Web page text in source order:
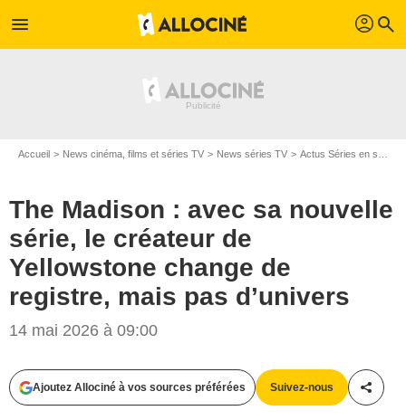
menu profil search
Accueil News cinéma, films et séries TV News séries TV Actus Séries en streaming
The Madison : avec sa nouvelle
série, le créateur de
Yellowstone change de
registre, mais pas d’univers
14 mai 2026 à 09:00
Ajoutez Allociné à vos sources préférées Suivez-nous